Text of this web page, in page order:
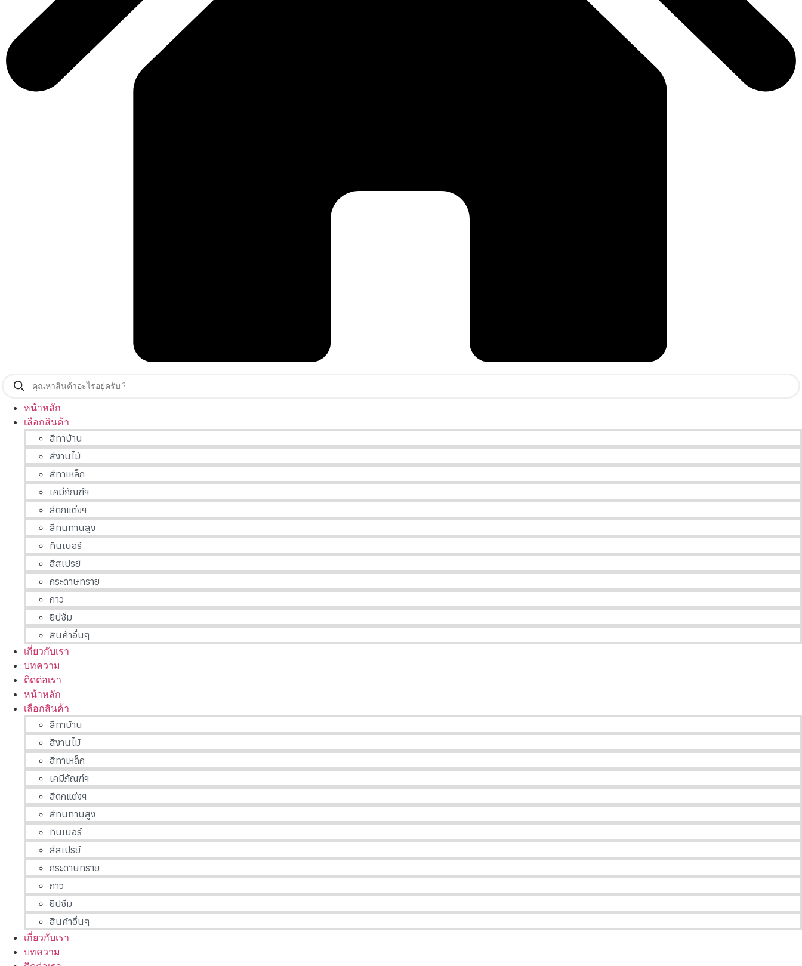
Products
search
หน้าหลัก
เลือกสินค้า
สีทาบ้าน
สีงานไม้
สีทาเหล็ก
เคมีภัณฑ์ฯ
สีตกแต่งฯ
สีทนทานสูง
ทินเนอร์
สีสเปรย์
กระดาษทราย
กาว
ยิปซั่ม
สินค้าอื่นๆ
เกี่ยวกับเรา
บทความ
ติดต่อเรา
หน้าหลัก
เลือกสินค้า
สีทาบ้าน
สีงานไม้
สีทาเหล็ก
เคมีภัณฑ์ฯ
สีตกแต่งฯ
สีทนทานสูง
ทินเนอร์
สีสเปรย์
กระดาษทราย
กาว
ยิปซั่ม
สินค้าอื่นๆ
เกี่ยวกับเรา
บทความ